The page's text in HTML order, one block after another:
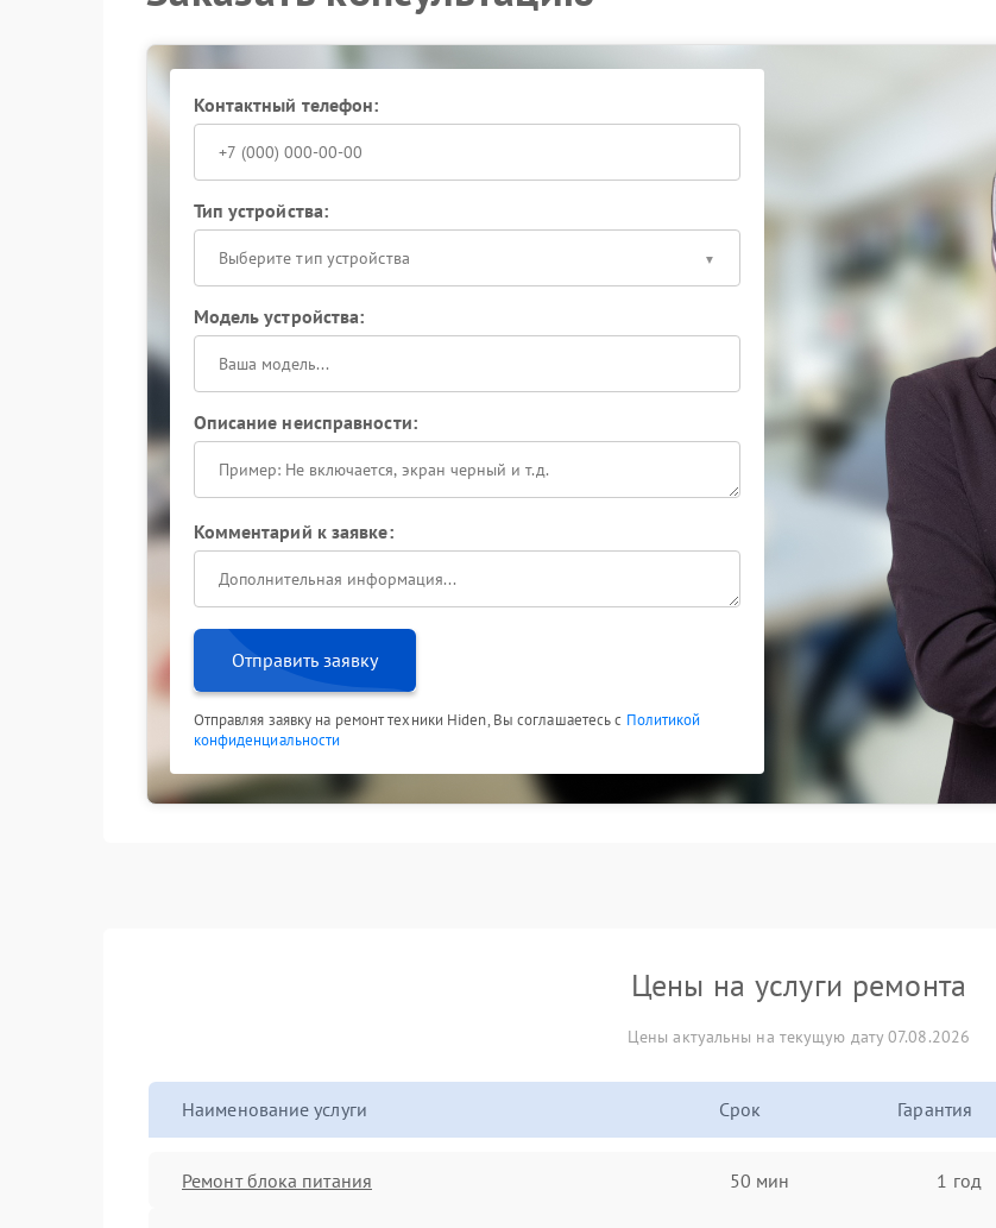
надежность соединений и сохранить расчетные характеристики устройства. Сервисный центр Hiden
Запишитесь на диагностику, чтобы оперативно вернуть ИБП в стабильный режим эксплуатации.
Контактный телефон:
Тип устройства:
Выберите тип устройства
Модель устройства:
Описание неисправности:
Комментарий к заявке:
Отправить заявку
Отправляя заявку на ремонт техники Hiden, Вы соглашаетесь с Политикой
конфиденциальности
Цены на услуги ремонта
Цены актуальны на текущую дату 07.08.2026
Наименование услуги Срок Гарантия
Ремонт блока питания 50 мин 1 год